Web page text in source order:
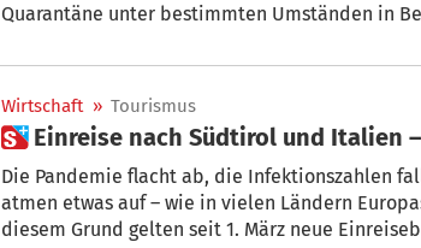
Quarantäne unter bestimmten Umständen in
Wirtschaft » Tourismus
 Einreise nach Südtirol und Italien
Die Pandemie flacht ab, die Infektionszahlen
atmen etwas auf – wie in vielen Ländern Europas auch in Italien und Südtirol. Aus
diesem Grund gelten seit 1. März neue